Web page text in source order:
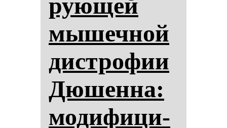
ру­ющей
мы­шеч­ной
дис­тро­фии
Дю­шен­на:
мо­ди­фи­ци­